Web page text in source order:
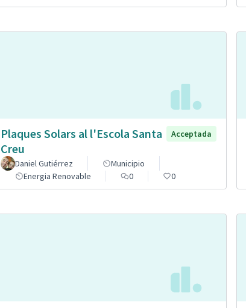
Plaques Solars al l'Escola Santa
Creu
Acceptada
Daniel Gutiérrez
Municipio
Energia Renovable
0 0